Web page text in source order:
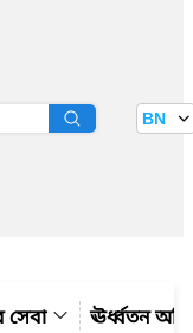
BN
ঊর্ধ্বতন